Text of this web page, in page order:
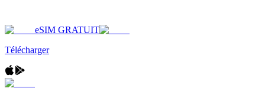
eSIM GRATUIT
Télécharger